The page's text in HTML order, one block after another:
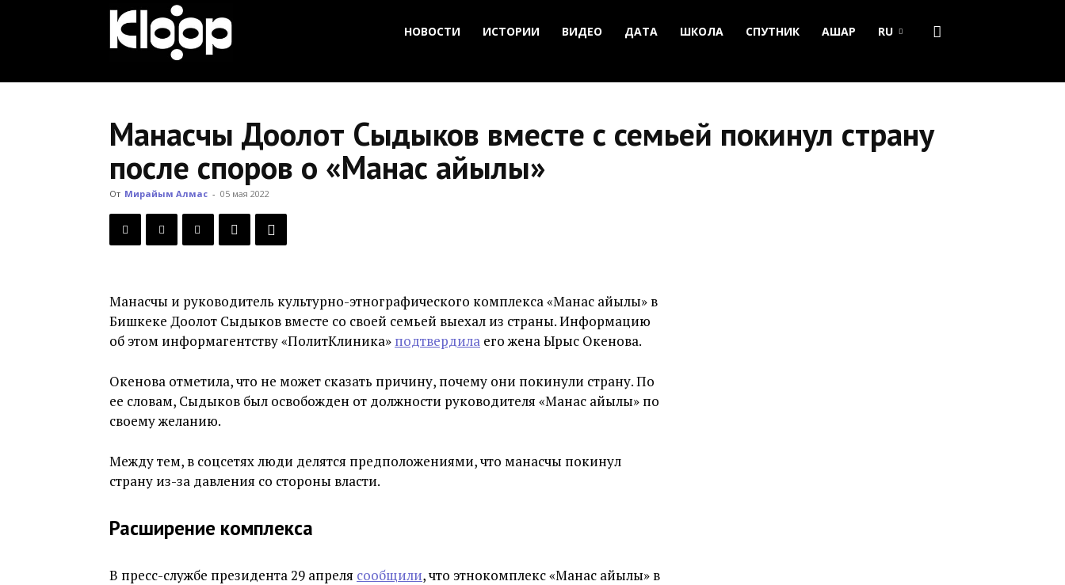
Кыргызстана
НОВОСТИ ИСТОРИИ ВИДЕО ДАТА ШКОЛА СПУТНИК АШАР RU
Манасчы Доолот Сыдыков вместе с семьей покинул страну
после споров о «Манас айылы»
От Мирайым Алмас - 05 мая 2022
Манасчы и руководитель культурно-этнографического комплекса «Манас айылы» в
Бишкеке Доолот Сыдыков вместе со своей семьей выехал из страны. Информацию
об этом информагентству «ПолитКлиника» подтвердила его жена Ырыс Окенова.
Окенова отметила, что не может сказать причину, почему они покинули страну. По
ее словам, Сыдыков был освобожден от должности руководителя «Манас айылы» по
своему желанию.
Между тем, в соцсетях люди делятся предположениями, что манасчы покинул
страну из-за давления со стороны власти.
Расширение комплекса
В пресс-службе президента 29 апреля сообщили, что этнокомплекс «Манас айылы» в